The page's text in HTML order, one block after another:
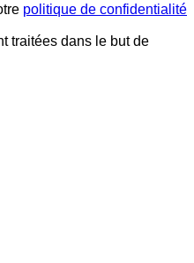
politique de confidentialité
traitées dans le but de